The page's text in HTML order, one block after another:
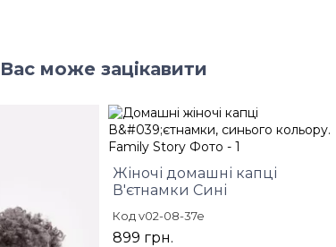
Вас може зацікавити
Жіночі домашні капці
В'єтнамки Сині
Код v02-08-37e
899 грн.